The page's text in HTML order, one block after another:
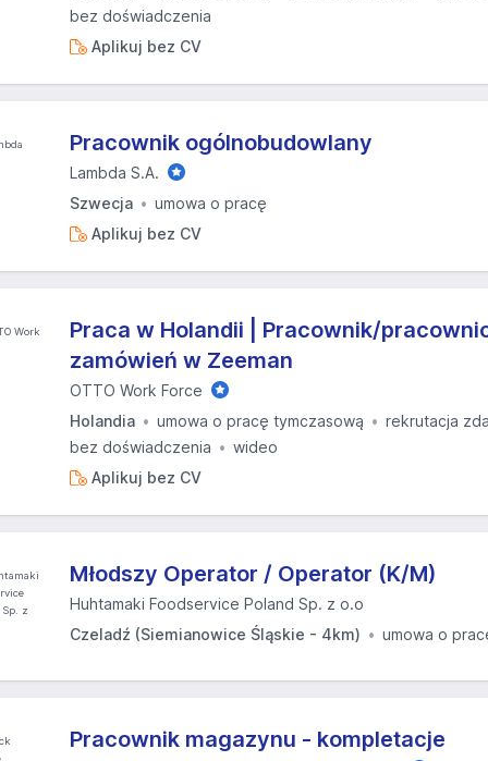
bez doświadczenia
Aplikuj bez CV
Pracownik ogólnobudowlany
Lambda S.A.
Szwecja
umowa o pracę
Aplikuj bez CV
Praca w Holandii | Pracownik/
zamówień w Zeeman
OTTO Work Force
Holandia
umowa o pracę tymczasową
rekrutacja
bez doświadczenia
wideo
Aplikuj bez CV
Młodszy Operator / Operator (K/M)
Huhtamaki Foodservice Poland Sp. z o.o
Czeladź (Siemianowice Śląskie - 4km)
umowa o
Pracownik magazynu - kompletacje